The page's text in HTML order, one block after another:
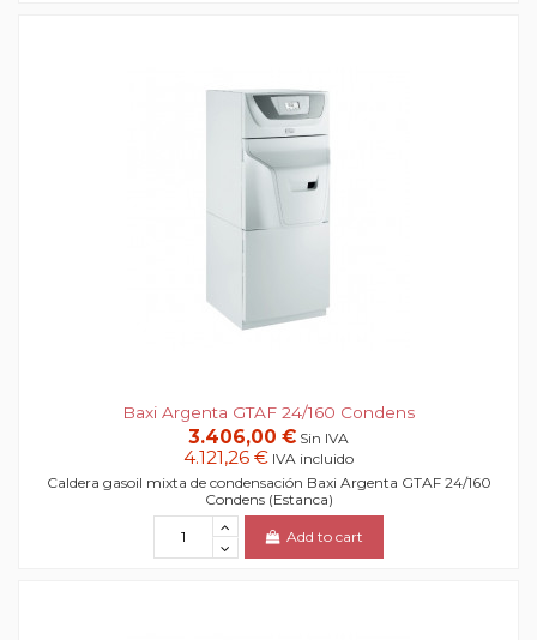
Baxi Argenta GTAF 24/160 Condens
3.406,00 € Sin IVA
4.121,26 € IVA incluido
Caldera gasoil mixta de condensación Baxi Argenta GTAF 24/160
Condens (Estanca)
Add to cart